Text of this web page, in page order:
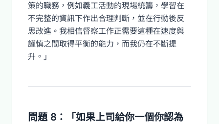
策的職務，例如義工活動的現場統籌，學習在
不完整的資訊下作出合理判斷，並在行動後反
思改進。我相信督察工作正需要這種在速度與
謹慎之間取得平衡的能力，而我仍在不斷提
升。」
問題 8：「如果上司給你一個你認為